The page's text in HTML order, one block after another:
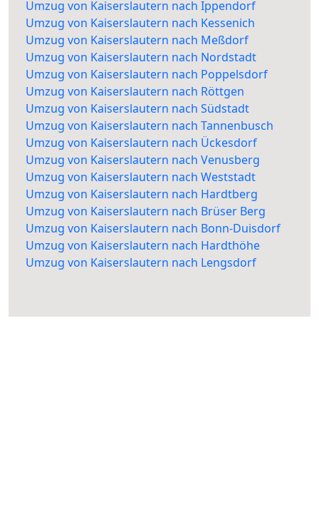
Umzug von Kaiserslautern nach Ippendorf
Umzug von Kaiserslautern nach Kessenich
Umzug von Kaiserslautern nach Meßdorf
Umzug von Kaiserslautern nach Nordstadt
Umzug von Kaiserslautern nach Poppelsdorf
Umzug von Kaiserslautern nach Röttgen
Umzug von Kaiserslautern nach Südstadt
Umzug von Kaiserslautern nach Tannenbusch
Umzug von Kaiserslautern nach Ückesdorf
Umzug von Kaiserslautern nach Venusberg
Umzug von Kaiserslautern nach Weststadt
Umzug von Kaiserslautern nach Hardtberg
Umzug von Kaiserslautern nach Brüser Berg
Umzug von Kaiserslautern nach Bonn-Duisdorf
Umzug von Kaiserslautern nach Hardthöhe
Umzug von Kaiserslautern nach Lengsdorf